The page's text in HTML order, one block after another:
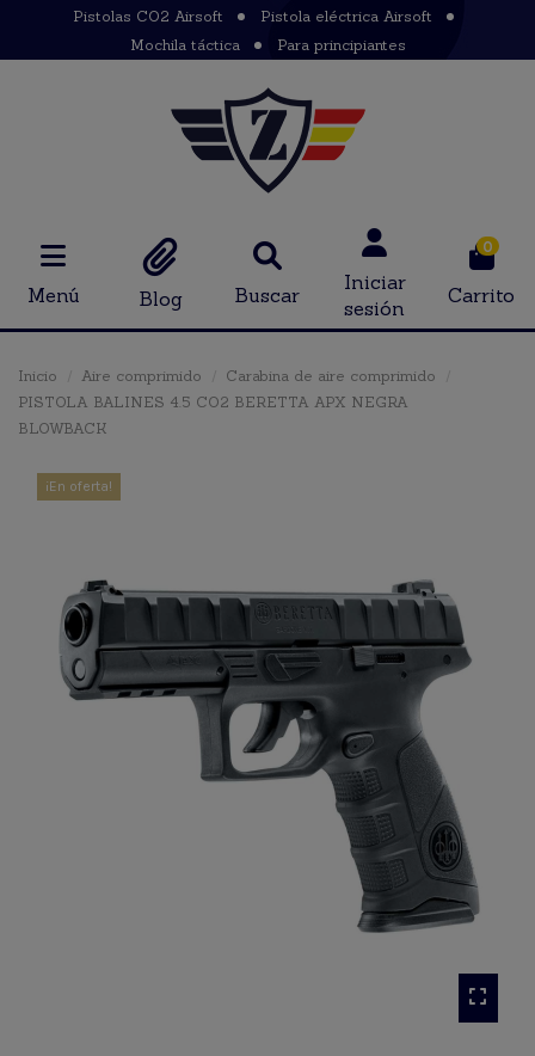
Pistolas CO2 Airsoft
Pistola eléctrica Airsoft
Mochila táctica
Para principiantes
Menú Blog Buscar
Iniciar
sesión
0
Carrito
Inicio Aire comprimido
Carabina de aire comprimido
PISTOLA BALINES 4.5 CO2 BERETTA APX NEGRA
BLOWBACK
¡En oferta!